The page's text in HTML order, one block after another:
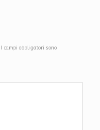
I campi obbligatori sono